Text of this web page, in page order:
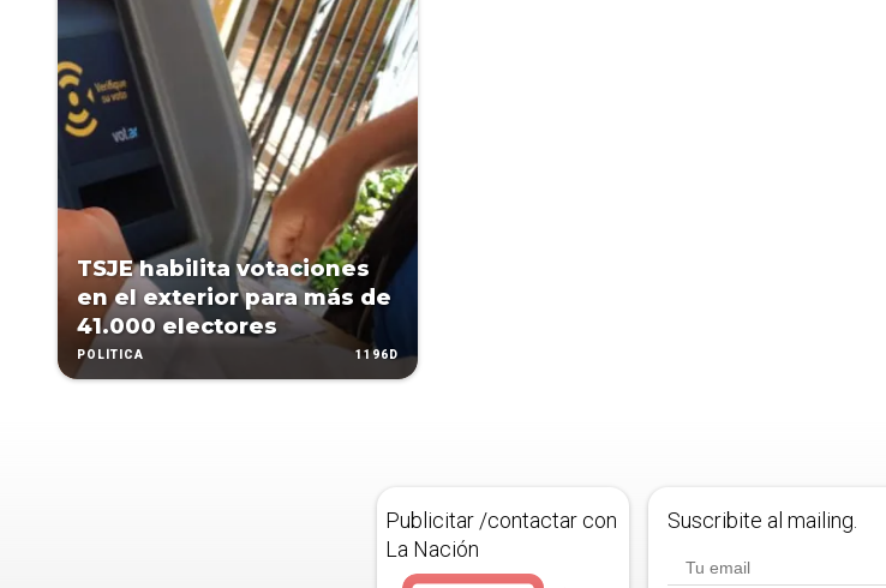
TSJE habilita votaciones
en el exterior para más de
41.000 electores
POLÍTICA 1196D
Publicitar /contactar con
La Nación
Suscribite al mailing.